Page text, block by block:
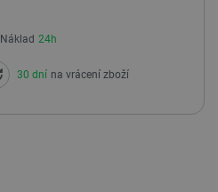
Náklad 24h
30 dní na vrácení zboží